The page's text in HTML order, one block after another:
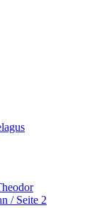
/ Seite 2